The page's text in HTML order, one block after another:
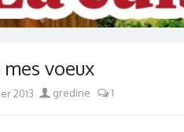
mes voeux
2013 Author
gredine 1